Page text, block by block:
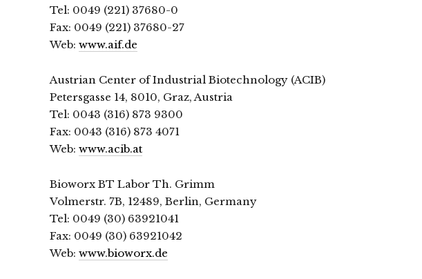
Tel: 0049 (221) 37680-0
Fax: 0049 (221) 37680-27
Web: www.aif.de
Austrian Center of Industrial Biotechnology (ACIB)
Petersgasse 14, 8010, Graz, Austria
Tel: 0043 (316) 873 9300
Fax: 0043 (316) 873 4071
Web: www.acib.at
Bioworx BT Labor Th. Grimm
Volmerstr. 7B, 12489, Berlin, Germany
Tel: 0049 (30) 63921041
Fax: 0049 (30) 63921042
Web: www.bioworx.de